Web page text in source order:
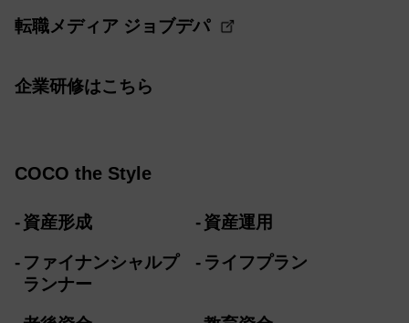
転職メディア ジョブデパ
企業研修はこちら
COCO the Style
資産形成 資産運用
ファイナンシャルプ
ランナー
ライフプラン